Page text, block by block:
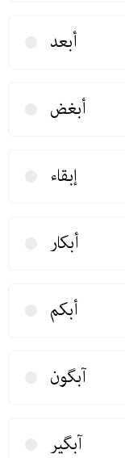
أبعد
أبغض
إبقاء
أبكار
أبكم
آبگون
آبگیر